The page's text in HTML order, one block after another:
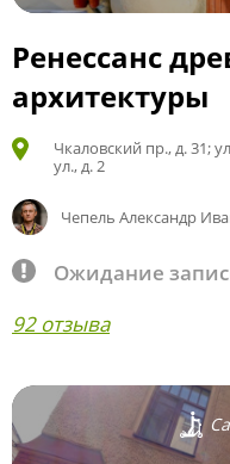
Ренессанс
архитектуры
Чкаловский пр., д. 31;
ул., д. 2
Чепель Александр
Ожидание
92 отзыва